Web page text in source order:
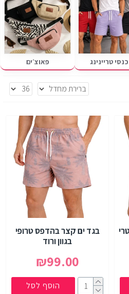
טריינינג פאוצ׳ים
בגד ים קצר בהדפס טרופי
בגוון ורוד
₪99.00
הוסף לסל